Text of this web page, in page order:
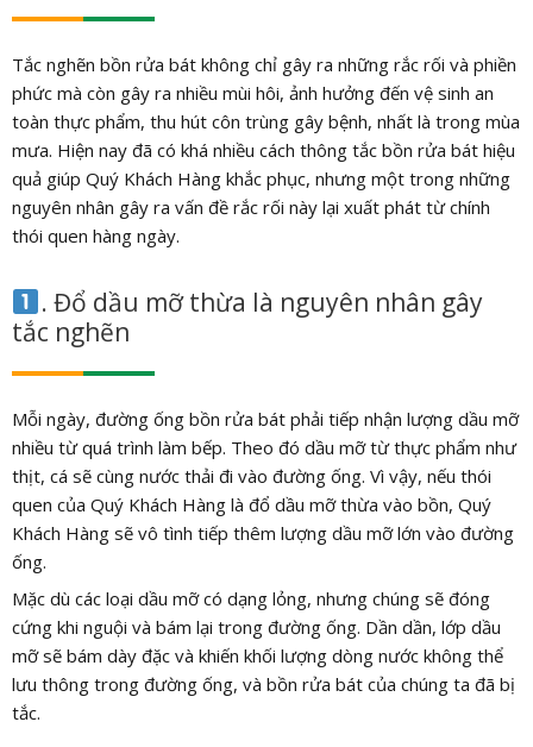
Tắc nghẽn bồn rửa bát không chỉ gây ra những rắc rối và phiền
phức mà còn gây ra nhiều mùi hôi, ảnh hưởng đến vệ sinh an
toàn thực phẩm, thu hút côn trùng gây bệnh, nhất là trong mùa
mưa. Hiện nay đã có khá nhiều cách thông tắc bồn rửa bát hiệu
quả giúp Quý Khách Hàng khắc phục, nhưng một trong những
nguyên nhân gây ra vấn đề rắc rối này lại xuất phát từ chính
thói quen hàng ngày.
. Đổ dầu mỡ thừa là nguyên nhân gây
tắc nghẽn
Mỗi ngày, đường ống bồn rửa bát phải tiếp nhận lượng dầu mỡ
nhiều từ quá trình làm bếp. Theo đó dầu mỡ từ thực phẩm như
thịt, cá sẽ cùng nước thải đi vào đường ống. Vì vậy, nếu thói
quen của Quý Khách Hàng là đổ dầu mỡ thừa vào bồn, Quý
Khách Hàng sẽ vô tình tiếp thêm lượng dầu mỡ lớn vào đường
ống.
Mặc dù các loại dầu mỡ có dạng lỏng, nhưng chúng sẽ đóng
cứng khi nguội và bám lại trong đường ống. Dần dần, lớp dầu
mỡ sẽ bám dày đặc và khiến khối lượng dòng nước không thể
lưu thông trong đường ống, và bồn rửa bát của chúng ta đã bị
tắc.